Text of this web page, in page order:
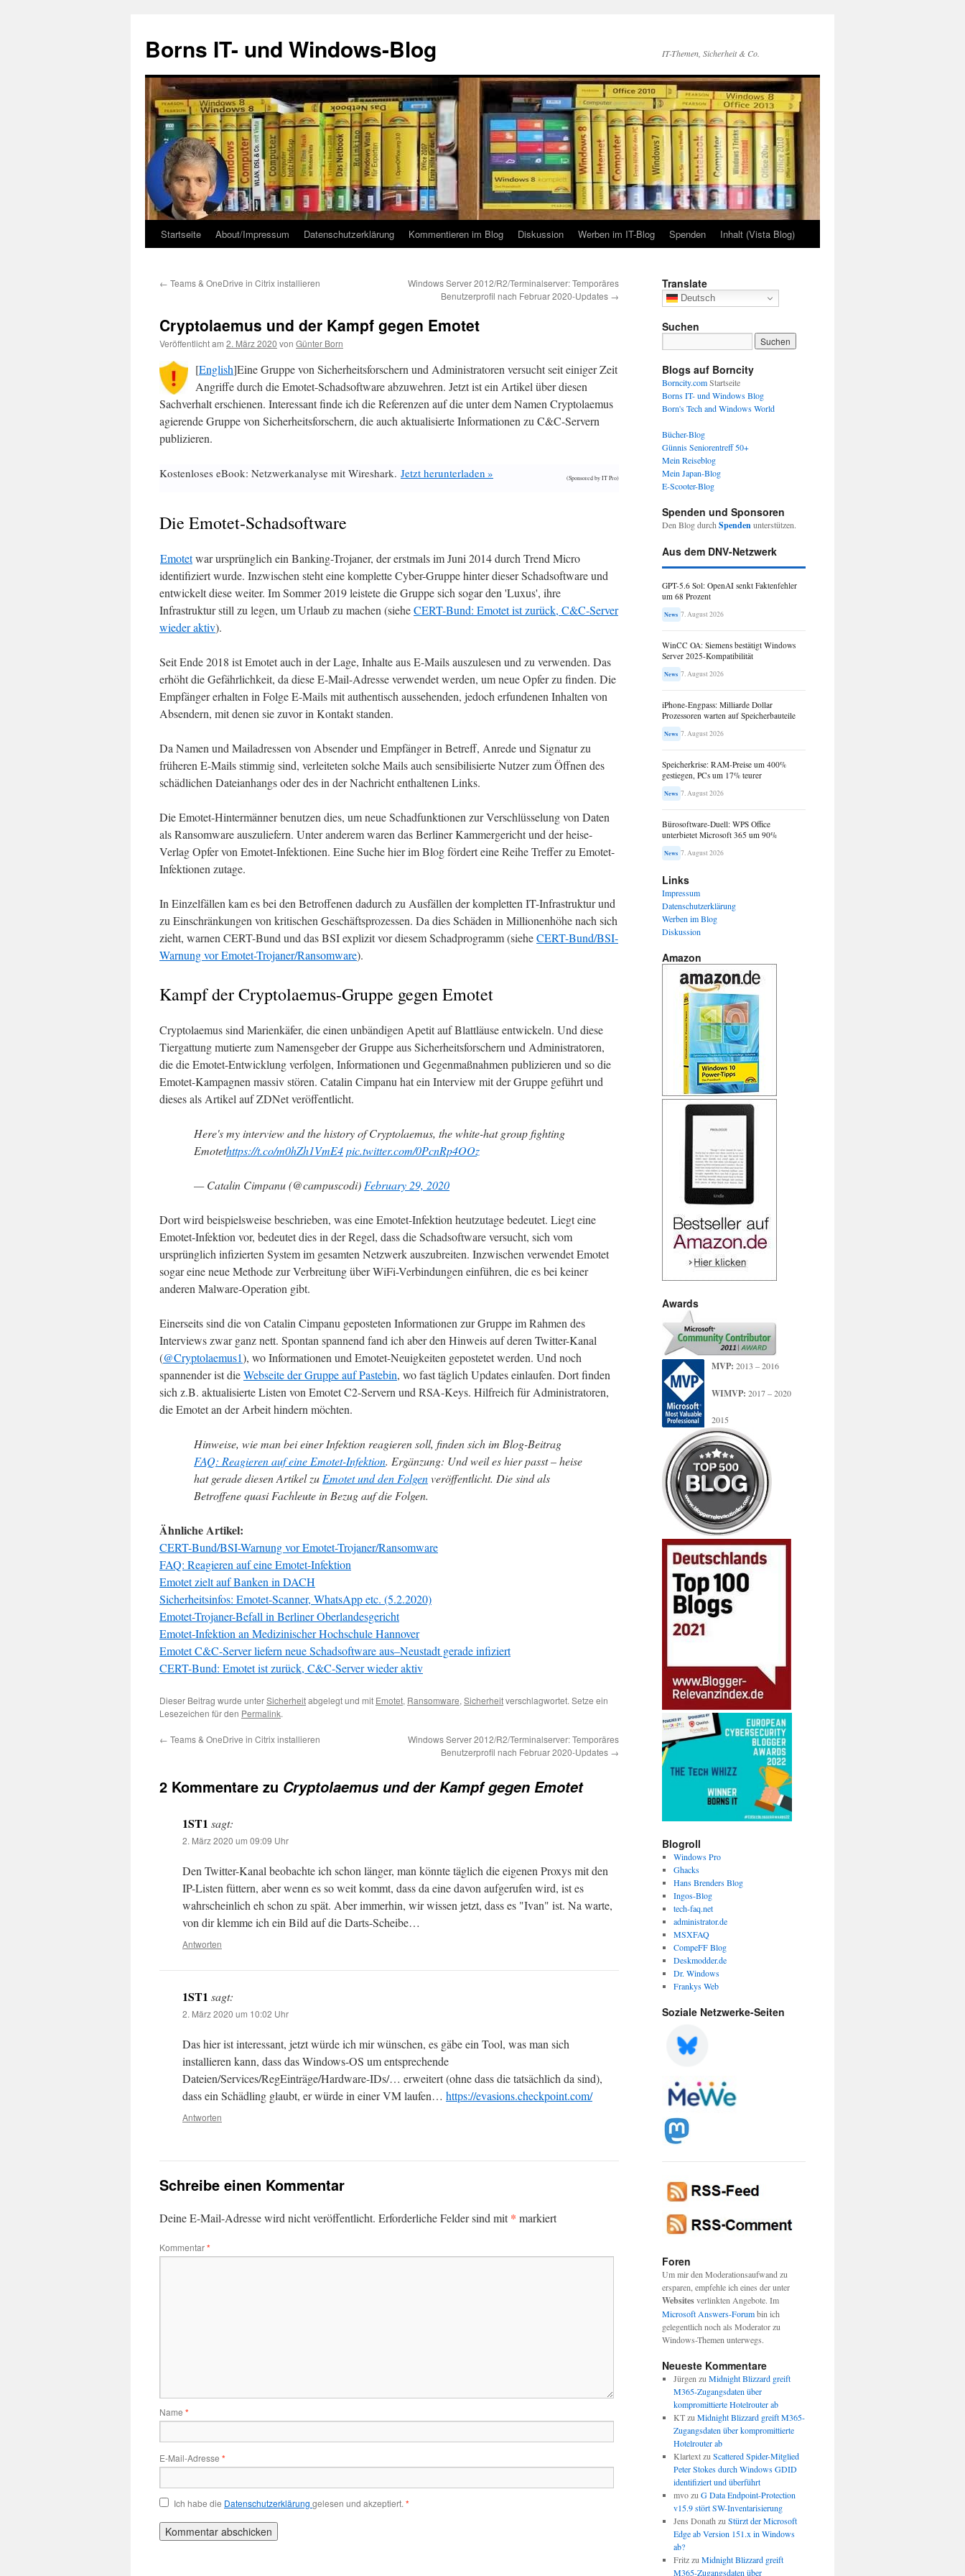
springen
Borns IT- und Windows-Blog IT-Themen, Sicherheit & Co.
Startseite About/Impressum Datenschutzerklärung Kommentieren im Blog Diskussion Werben im IT-Blog Spenden Inhalt (Vista Blog)
← Teams & OneDrive in Citrix installieren
Windows Server 2012/R2/Terminalserver: Temporäres
Benutzerprofil nach Februar 2020-Updates →
Cryptolaemus und der Kampf gegen Emotet
Veröffentlicht am 2. März 2020 von Günter Born
[English]Eine Gruppe von Sicherheitsforschern und Administratoren versucht seit einiger Zeit
Angriffe durch die Emotet-Schadsoftware abzuwehren. Jetzt ist ein Artikel über diesen
Sachverhalt erschienen. Interessant finde ich die Referenzen auf die unter dem Namen Cryptolaemus
agierende Gruppe von Sicherheitsforschern, die auch aktualisierte Informationen zu C&C-Servern
publizieren.
Kostenloses eBook: Netzwerkanalyse mit Wireshark. Jetzt herunterladen » (Sponsored by IT Pro)
Die Emotet-Schadsoftware
Emotetwar ursprünglich ein Banking-Trojaner, der erstmals im Juni 2014 durch Trend Micro
identifiziert wurde. Inzwischen steht eine komplette Cyber-Gruppe hinter dieser Schadsoftware und
entwickelt diese weiter. Im Sommer 2019 leistete die Gruppe sich sogar den 'Luxus', ihre
Infrastruktur still zu legen, um Urlaub zu machen (sieheCERT-Bund: Emotet ist zurück, C&C-Server
wieder aktiv).
Seit Ende 2018 ist Emotet auch in der Lage, Inhalte aus E-Mails auszulesen und zu verwenden. Das
erhöht die Gefährlichkeit, da diese E-Mail-Adresse verwendet werden, um neue Opfer zu finden. Die
Empfänger erhalten in Folge E-Mails mit authentisch aussehenden, jedoch erfundenen Inhalten von
Absendern, mit denen sie zuvor in Kontakt standen.
Da Namen und Mailadressen von Absender und Empfänger in Betreff, Anrede und Signatur zu
früheren E-Mails stimmig sind, verleiteten solche Mails auch sensibilisierte Nutzer zum Öffnen des
schädlichen Dateianhangs oder des in der Nachricht enthaltenen Links.
Die Emotet-Hintermänner benutzen dies, um neue Schadfunktionen zur Verschlüsselung von Daten
als Ransomware auszuliefern. Unter anderem waren das Berliner Kammergericht und der heise-
Verlag Opfer von Emotet-Infektionen. Eine Suche hier im Blog fördert eine Reihe Treffer zu Emotet-
Infektionen zutage.
In Einzelfällen kam es bei den Betroffenen dadurch zu Ausfällen der kompletten IT-Infrastruktur und
zu Einschränkungen von kritischen Geschäftsprozessen. Da dies Schäden in Millionenhöhe nach sich
zieht, warnen CERT-Bund und das BSI explizit vor diesem Schadprogramm (sieheCERT-Bund/BSI-
Warnung vor Emotet-Trojaner/Ransomware).
Kampf der Cryptolaemus-Gruppe gegen Emotet
Cryptolaemus sind Marienkäfer, die einen unbändigen Apetit auf Blattläuse entwickeln. Und diese
Tiergattung mutierte zum Namensgeber der Gruppe aus Sicherheitsforschern und Administratoren,
die die Emotet-Entwicklung verfolgen, Informationen und Gegenmaßnahmen publizieren und so die
Emotet-Kampagnen massiv stören. Catalin Cimpanu hat ein Interview mit der Gruppe geführt und
dieses als Artikel auf ZDNet veröffentlicht.
Here's my interview and the history of Cryptolaemus, the white-hat group fighting
Emotethttps://t.co/m0hZh1VmE4pic.twitter.com/0PcnRp4OOz
— Catalin Cimpanu (@campuscodi) February 29, 2020
Dort wird beispielsweise beschrieben, was eine Emotet-Infektion heutzutage bedeutet. Liegt eine
Emotet-Infektion vor, bedeutet dies in der Regel, dass die Schadsoftware versucht, sich vom
ursprünglich infizierten System im gesamten Netzwerk auszubreiten. Inzwischen verwendet Emotet
sogar eine neue Methode zur Verbreitung über WiFi-Verbindungen einführen, die es bei keiner
anderen Malware-Operation gibt.
Einerseits sind die von Catalin Cimpanu geposteten Informationen zur Gruppe im Rahmen des
Interviews zwar ganz nett. Spontan spannend fand ich aber den Hinweis auf deren Twitter-Kanal
(@Cryptolaemus1), wo Informationen und Emotet-Neuigkeiten gepostetet werden. Und noch
spannender ist dieWebseite der Gruppe auf Pastebin, wo fast täglich Updates einlaufen. Dort finden
sich z.B. aktualisierte Listen von Emotet C2-Servern und RSA-Keys. Hilfreich für Administratoren,
die Emotet an der Arbeit hindern möchten.
Hinweise, wie man bei einer Infektion reagieren soll, finden sich im Blog-Beitrag
FAQ: Reagieren auf eine Emotet-Infektion. Ergänzung: Und weil es hier passt – heise
hat gerade diesen Artikel zu Emotet und den Folgenveröffentlicht. Die sind als
Betroffene quasi Fachleute in Bezug auf die Folgen.
Ähnliche Artikel:
CERT-Bund/BSI-Warnung vor Emotet-Trojaner/Ransomware
FAQ: Reagieren auf eine Emotet-Infektion
Emotet zielt auf Banken in DACH
Sicherheitsinfos: Emotet-Scanner, WhatsApp etc. (5.2.2020)
Emotet-Trojaner-Befall in Berliner Oberlandesgericht
Emotet-Infektion an Medizinischer Hochschule Hannover
Emotet C&C-Server liefern neue Schadsoftware aus–Neustadt gerade infiziert
CERT-Bund: Emotet ist zurück, C&C-Server wieder aktiv
Dieser Beitrag wurde unterSicherheitabgelegt und mit Emotet, Ransomware, Sicherheitverschlagwortet. Setze ein
Lesezeichen für den Permalink.
← Teams & OneDrive in Citrix installieren
Windows Server 2012/R2/Terminalserver: Temporäres
Benutzerprofil nach Februar 2020-Updates →
2 Kommentare zu Cryptolaemus und der Kampf gegen Emotet
1ST1 sagt:
2. März 2020 um 09:09 Uhr
Den Twitter-Kanal beobachte ich schon länger, man könnte täglich die eigenen Proxys mit den
IP-Listen füttern, aber wenn es so weit kommt, dass da eine davon aufgerufen wird, ist es
wahrscheinlich eh schon zu spät. Aber immerhin, wir wissen jetzt, dass es "Ivan" ist. Na warte,
von dir klemme ich ein Bild auf die Darts-Scheibe…
Antworten
1ST1 sagt:
2. März 2020 um 10:02 Uhr
Das hier ist interessant, jetzt würde ich mir wünschen, es gäbe ein Tool, was man sich
installieren kann, dass das Windows-OS um entsprechende
Dateien/Services/RegEinträge/Hardware-IDs/… erweitert (ohne dass die tatsächlich da sind),
dass ein Schädling glaubt, er würde in einer VM laufen… https://evasions.checkpoint.com/
Antworten
Schreibe einen Kommentar
Deine E-Mail-Adresse wird nicht veröffentlicht. Erforderliche Felder sind mit* markiert
Kommentar*
Name *
E-Mail-Adresse *
Ich habe die Datenschutzerklärung gelesen und akzeptiert. *
Translate
Deutsch
Suchen
Blogs auf Borncity
Borncity.comStartseite
Borns IT- und Windows Blog
Born's Tech and Windows World
Bücher-Blog
Günnis Seniorentreff 50+
Mein Reiseblog
Mein Japan-Blog
E-Scooter-Blog
Spenden und Sponsoren
Den Blog durch Spendenunterstützen.
Aus dem DNV-Netzwerk
GPT-5.6 Sol: OpenAI senkt Faktenfehler
um 68 Prozent
News 7. August 2026
WinCC OA: Siemens bestätigt Windows
Server 2025-Kompatibilität
News 7. August 2026
iPhone-Engpass: Milliarde Dollar
Prozessoren warten auf Speicherbauteile
News 7. August 2026
Speicherkrise: RAM-Preise um 400%
gestiegen, PCs um 17% teurer
News 7. August 2026
Bürosoftware-Duell: WPS Office
unterbietet Microsoft 365 um 90%
News 7. August 2026
Links
Impressum
Datenschutzerklärung
Werben im Blog
Diskussion
Amazon
Awards
MVP: 2013 – 2016
WIMVP: 2017 – 2020
2015
Blogroll
Windows Pro
Ghacks
Hans Brenders Blog
Ingos-Blog
tech-faq.net
administrator.de
MSXFAQ
CompeFF Blog
Deskmodder.de
Dr. Windows
Frankys Web
Soziale Netzwerke-Seiten
Foren
Um mir den Moderationsaufwand zu
ersparen, empfehle ich eines der unter
Websitesverlinkten Angebote. Im
Microsoft Answers-Forumbin ich
gelegentlich noch als Moderator zu
Windows-Themen unterwegs.
Neueste Kommentare
Jürgen zu Midnight Blizzard greift
M365-Zugangsdaten über
kompromittierte Hotelrouter ab
KTzu Midnight Blizzard greift M365-
Zugangsdaten über kompromittierte
Hotelrouter ab
Klartextzu Scattered Spider-Mitglied
Peter Stokes durch Windows GDID
identifiziert und überführt
mvozu G Data Endpoint-Protection
v15.9 stört SW-Inventarisierung
Jens Donath zu Stürzt der Microsoft
Edge ab Version 151.x in Windows
ab?
Fritzzu Midnight Blizzard greift
M365-Zugangsdaten über